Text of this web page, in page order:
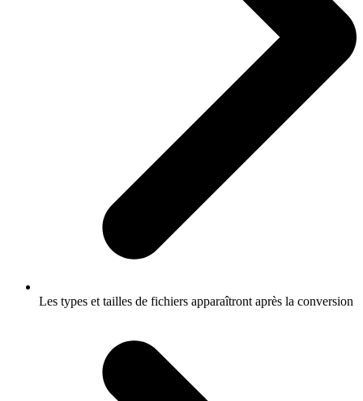
Les types et tailles de fichiers apparaîtront après la conversion